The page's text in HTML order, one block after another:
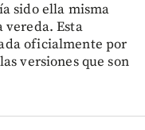
sido ella misma
vereda. Esta
oficialmente por
versiones que son